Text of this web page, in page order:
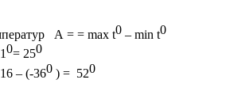
А = = max t0 – min t0
0= 250
– (-360 ) = 520